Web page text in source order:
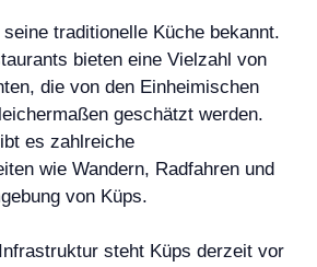
traditionelle Küche bekannt.
bieten eine Vielzahl von
die von den Einheimischen
geschätzt werden.
es zahlreiche
wie Wandern, Radfahren und
von Küps.
steht Küps derzeit vor